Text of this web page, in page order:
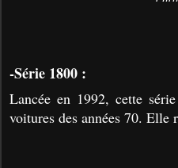
-Série 1800 :
Lancée en 1992, cette
voitures des années 70. Elle